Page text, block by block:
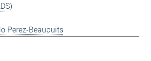
Perez-Beaupuits